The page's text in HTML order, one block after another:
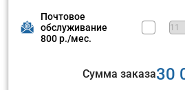
Почтовое
обслуживание
800 р./мес.
Сумма заказа30